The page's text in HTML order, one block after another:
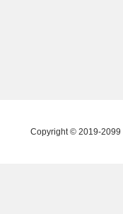
Copyright © 2019-2099